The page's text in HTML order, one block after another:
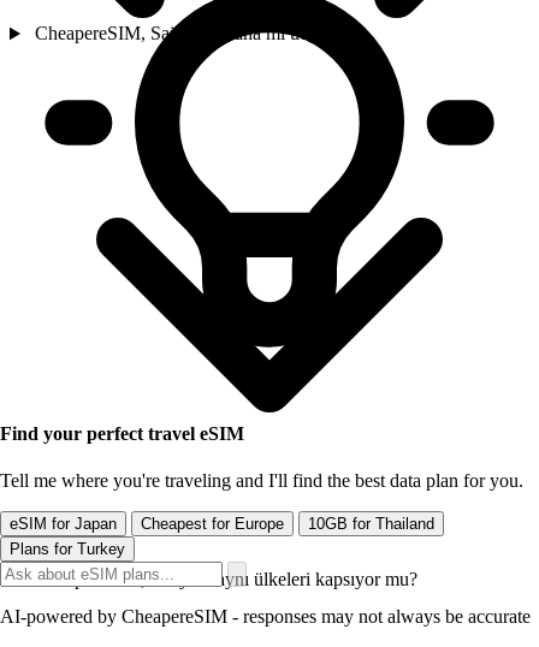
CheapereSIM, Saily'den daha mı ucuz?
CheapereSIM, Saily ile aynı ülkeleri kapsıyor mu?
Find your perfect travel eSIM
Tell me where you're traveling and I'll find the best data plan for you.
eSIM for Japan Cheapest for Europe
10GB for Thailand
Plans for Turkey
AI-powered by CheapereSIM - responses may not always be accurate